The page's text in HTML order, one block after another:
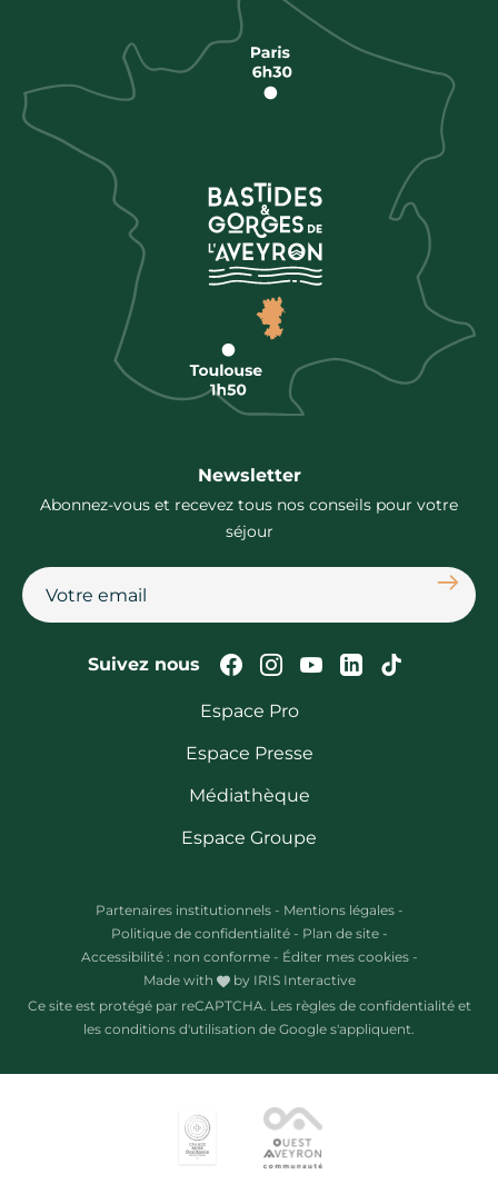
Newsletter
Abonnez-vous et recevez tous nos conseils pour votre
séjour
Suivez nous Suivez-nous sur
Suivez-nous sur
Suivez-nous
Suivez-Suivez-
Espace Pro
Espace Presse
Médiathèque
Espace Groupe
Partenaires institutionnels - Mentions légales -
Politique de confidentialité - Plan de site -
Accessibilité : non conforme - Éditer mes cookies -
Made with
by IRIS Interactive
Ce site est protégé par reCAPTCHA. Les règles de confidentialitéet
les conditions d'utilisation de Google s'appliquent.
Pour modifier vos préférences par la suite, cliquez sur le lien 'Préférences